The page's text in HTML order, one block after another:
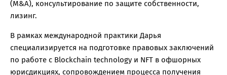
(M&A), консультирование по защите собственности,
лизинг.
В рамках международной практики Дарья
специализируется на подготовке правовых заключений
по работе с Blockchain technology и NFT в офшорных
юрисдикциях, сопровождением процесса получения